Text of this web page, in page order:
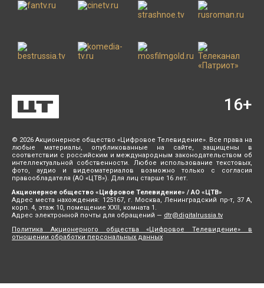
© 2026 Акционерное общество «Цифровое Телевидение». Все права на
любые материалы, опубликованные на сайте, защищены в
соответствии с российским и международным законодательством об
интеллектуальной собственности. Любое использование текстовых,
фото, аудио и видеоматериалов возможно только с согласия
правообладателя (АО «ЦТВ»). Для лиц старше 16 лет.
Акционерное общество «Цифровое Телевидение» / АО «ЦТВ»
Адрес места нахождения: 125167, г. Москва, Ленинградский пр-т, 37 А,
корп. 4, этаж 10, помещение XXII, комната 1.
Адрес электронной почты для обращений — dtr@digitalrussia.tv
Политика Акционерного общества «Цифровое Телевидение» в
отношении обработки персональных данных
16+